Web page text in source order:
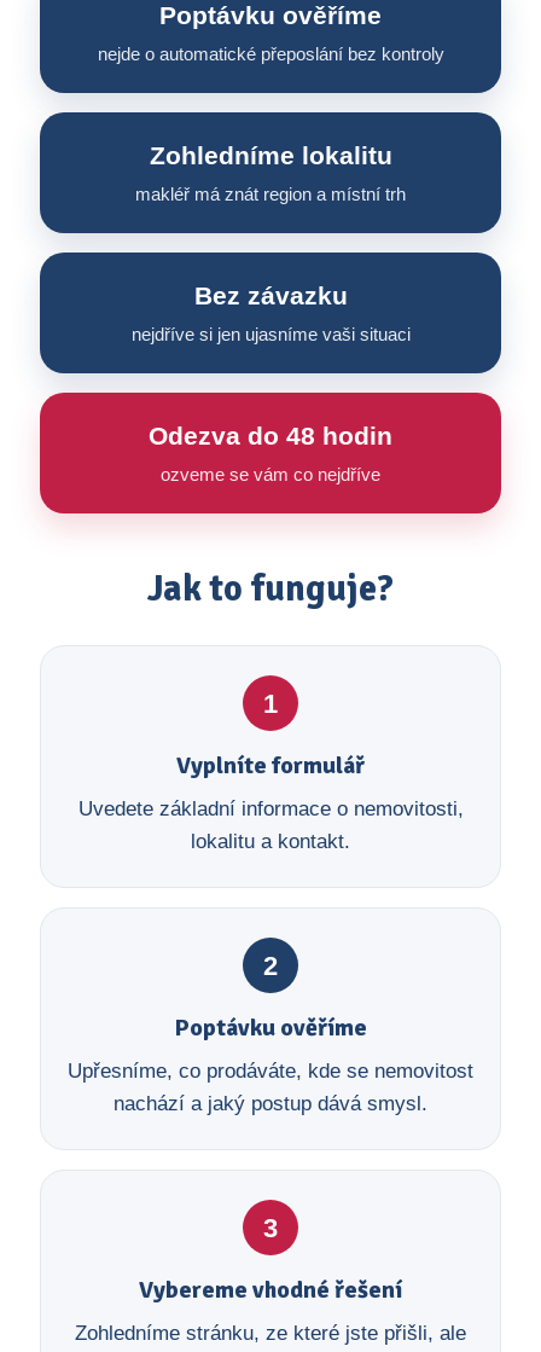
Poptávku ověříme
nejde o automatické přeposlání bez kontroly
Zohledníme lokalitu
makléř má znát region a místní trh
Bez závazku
nejdříve si jen ujasníme vaši situaci
Odezva do 48 hodin
ozveme se vám co nejdříve
Jak to funguje?
1
Vyplníte formulář
Uvedete základní informace o nemovitosti,
lokalitu a kontakt.
2
Poptávku ověříme
Upřesníme, co prodáváte, kde se nemovitost
nachází a jaký postup dává smysl.
3
Vybereme vhodné řešení
Zohledníme stránku, ze které jste přišli, ale